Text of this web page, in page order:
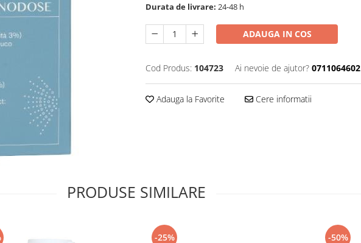
Durata de livrare: 24-48 h
ADAUGA IN COS
Cod Produs: 104723 Ai nevoie de ajutor? 0711064602
Adauga la Favorite Cere informatii
PRODUSE SIMILARE
-25% -50%